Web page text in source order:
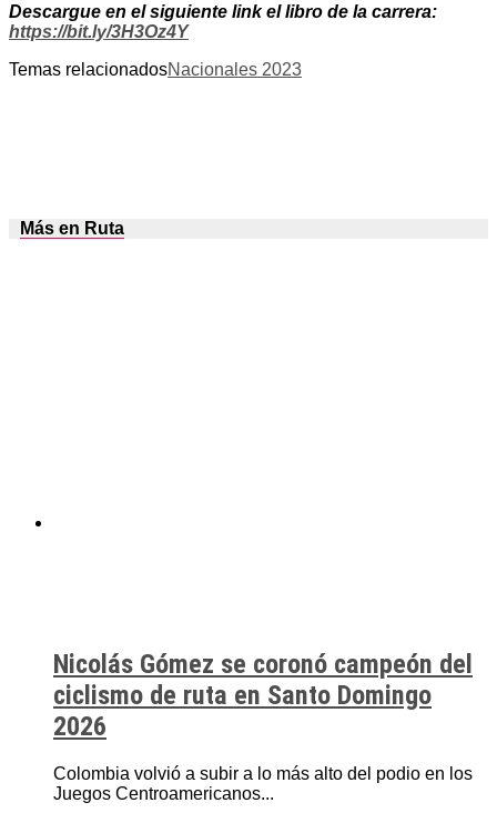
Descargue en el siguiente link el libro de la carrera:
https://bit.ly/3H3Oz4Y
Temas relacionadosNacionales 2023
Más en Ruta
Nicolás Gómez se coronó campeón del
ciclismo de ruta en Santo Domingo
2026
Colombia volvió a subir a lo más alto del podio en los
Juegos Centroamericanos...